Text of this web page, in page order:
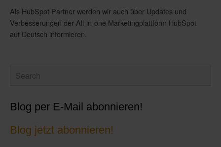
Als HubSpot Partner werden wir auch über Updates und
Verbesserungen der All-in-one Marketingplattform HubSpot
auf Deutsch informieren.
Blog per E-Mail abonnieren!
Blog jetzt abonnieren!